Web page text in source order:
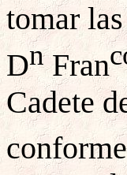
tomar
DnFran
Cadete